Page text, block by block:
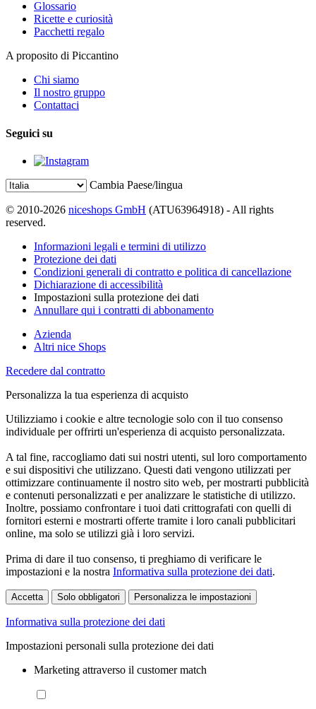
Glossario
Ricette e curiosità
Pacchetti regalo
A proposito di Piccantino
Chi siamo
Il nostro gruppo
Contattaci
Seguici su
Cambia Paese/lingua
© 2010-2026 niceshops GmbH (ATU63964918) - All rights
reserved.
Informazioni legali e termini di utilizzo
Protezione dei dati
Condizioni generali di contratto e politica di cancellazione
Dichiarazione di accessibilità
Impostazioni sulla protezione dei dati
Annullare qui i contratti di abbonamento
Azienda
Altri nice Shops
Recedere dal contratto
Personalizza la tua esperienza di acquisto
Utilizziamo i cookie e altre tecnologie solo con il tuo consenso
individuale per offrirti un'esperienza di acquisto personalizzata.
A tal fine, raccogliamo dati sui nostri utenti, sul loro comportamento
e sui dispositivi che utilizzano. Questi dati vengono utilizzati per
ottimizzare continuamente il nostro sito web, per mostrarti pubblicità
e contenuti personalizzati e per analizzare le statistiche di utilizzo.
Inoltre, possiamo confrontare i tuoi dati crittografati con quelli di
fornitori esterni e mostrarti offerte tramite i loro canali pubblicitari
online, ma solo se utilizzi già i loro servizi.
Prima di dare il tuo consenso, ti preghiamo di verificare le
impostazioni e la nostra Informativa sulla protezione dei dati.
Accetta Solo obbligatori Personalizza le impostazioni
Informativa sulla protezione dei dati
Impostazioni personali sulla protezione dei dati
Marketing attraverso il customer match